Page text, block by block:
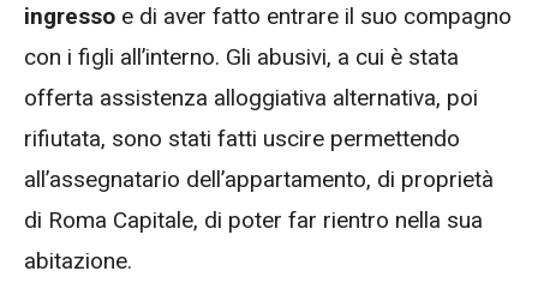
ingresso e di aver fatto entrare il suo compagno
con i figli all’interno. Gli abusivi, a cui è stata
offerta assistenza alloggiativa alternativa, poi
rifiutata, sono stati fatti uscire permettendo
all’assegnatario dell’appartamento, di proprietà
di Roma Capitale, di poter far rientro nella sua
abitazione.